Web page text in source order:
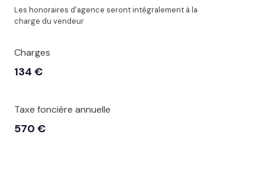
Les honoraires d'agence seront intégralement à la
charge du vendeur
Charges
134 €
Taxe foncière annuelle
570 €